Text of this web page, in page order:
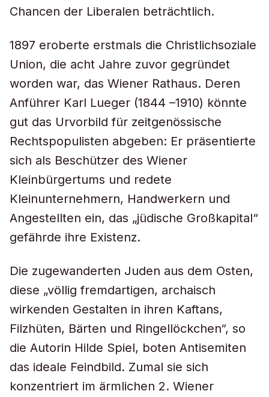
Chancen der Liberalen beträchtlich.
1897 eroberte erstmals die Christlichsoziale
Union, die acht Jahre zuvor gegründet
worden war, das Wiener Rathaus. Deren
Anführer Karl Lueger (1844 –1910) könnte
gut das Urvorbild für zeitgenössische
Rechtspopulisten abgeben: Er präsentierte
sich als Beschützer des Wiener
Kleinbürgertums und redete
Kleinunternehmern, Handwerkern und
Angestellten ein, das „jüdische Großkapital“
gefährde ihre Existenz.
Die zugewanderten Juden aus dem Osten,
diese „völlig fremdartigen, archaisch
wirkenden Gestalten in ihren Kaftans,
Filzhüten, Bärten und Ringellöckchen“, so
die Autorin Hilde Spiel, boten Antisemiten
das ideale Feindbild. Zumal sie sich
konzentriert im ärmlichen 2. Wiener